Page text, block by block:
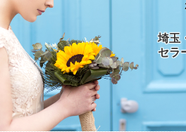
埼玉
セラ